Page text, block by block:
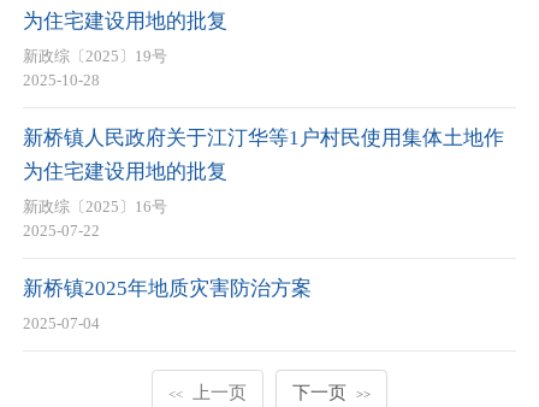
为住宅建设用地的批复
新政综〔2025〕19号
2025-10-28
新桥镇人民政府关于江汀华等1户村民使用集体土地作
为住宅建设用地的批复
新政综〔2025〕16号
2025-07-22
新桥镇2025年地质灾害防治方案
2025-07-04
<< 上一页 下一页 >>